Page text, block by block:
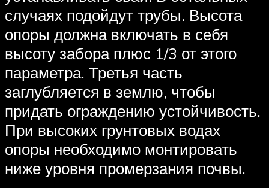
случаях подойдут трубы. Высота
опоры должна включать в себя
высоту забора плюс 1/3 от этого
параметра. Третья часть
заглубляется в землю, чтобы
придать ограждению устойчивость.
При высоких грунтовых водах
опоры необходимо монтировать
ниже уровня промерзания почвы.